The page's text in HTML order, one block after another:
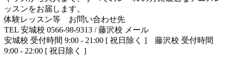
ッスンをお届します。
体験レッスン等 お問い合わせ先
TEL 安城校 0566-98-9313 / 藤沢校 メール
安城校 受付時間 9:00 - 21:00 [ 祝日除く ] 藤沢校 受付時間
9:00 - 22:00 [ 祝日除く ]